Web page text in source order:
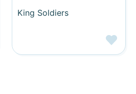
King Soldiers